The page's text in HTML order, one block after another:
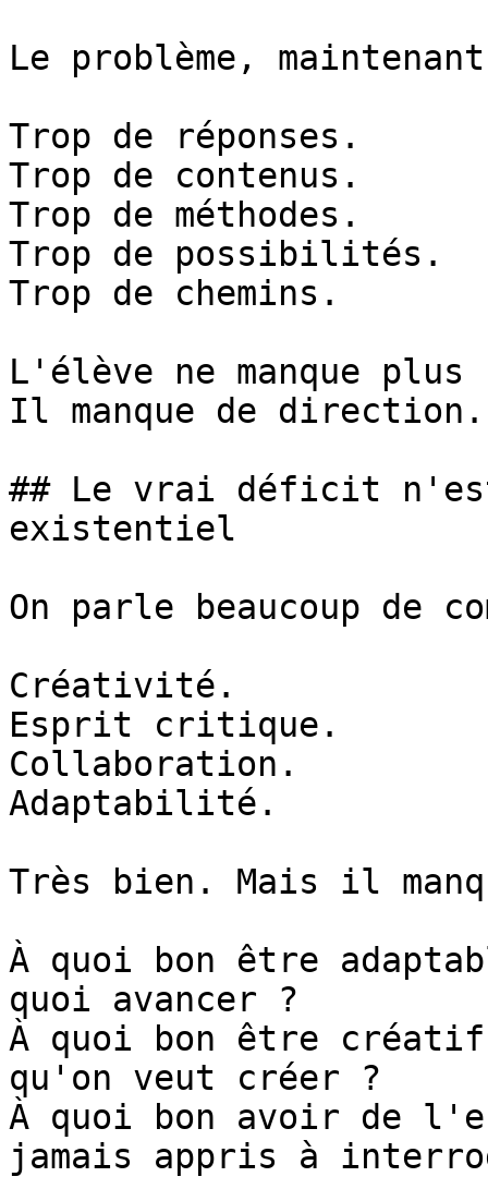
Le problème,
Trop de réponses.
Trop de contenus.
Trop de méthodes.
Trop de possibilités.
Trop de chemins.
L'élève ne manque
Il manque de direction.
## Le vrai déficit
existentiel
On parle beaucoup de
Créativité.
Esprit critique.
Collaboration.
Adaptabilité.
Très bien. Mais il
À quoi bon être
quoi avancer ?
À quoi bon être
qu'on veut créer ?
À quoi bon avoir de
jamais appris à